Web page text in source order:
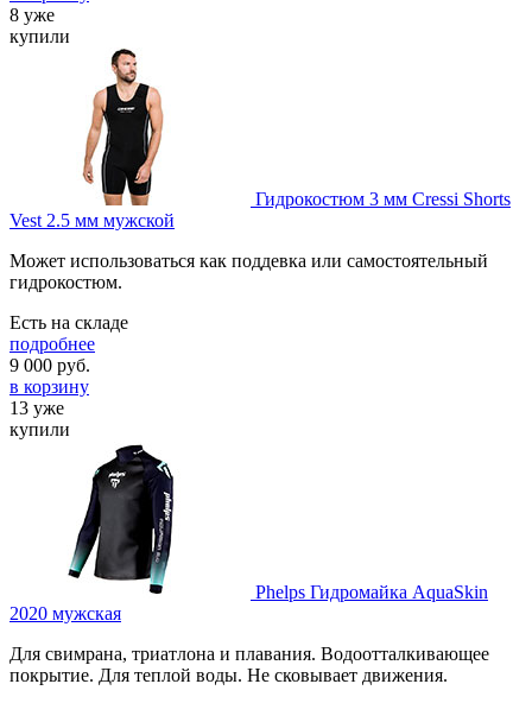
8 уже
купили
Гидрокостюм 3 мм Cressi Shorts
Vest 2.5 мм мужской
Может использоваться как поддевка или самостоятельный
гидрокостюм.
Есть на складе
подробнее
9 000 руб.
в корзину
13 уже
купили
Phelps Гидромайка AquaSkin
2020 мужская
Для свимрана, триатлона и плавания. Водоотталкивающее
покрытие. Для теплой воды. Не сковывает движения.